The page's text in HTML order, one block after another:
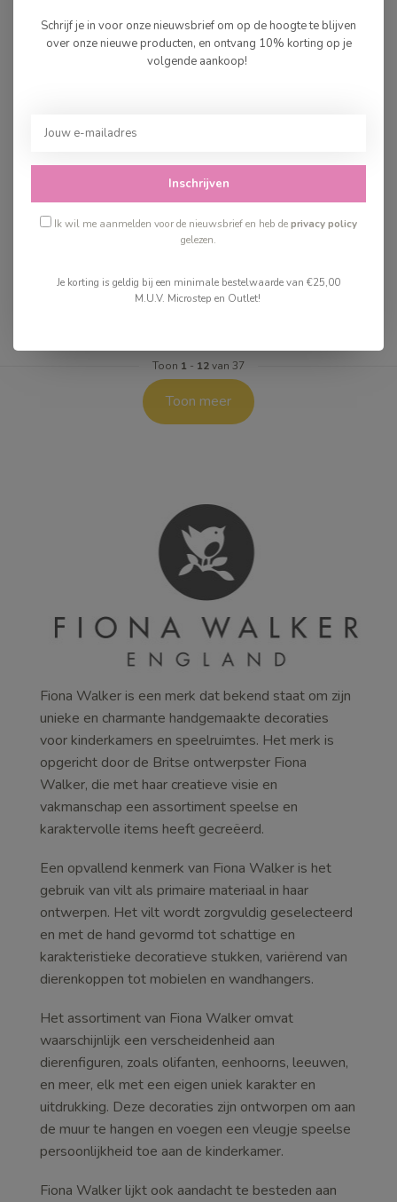
Fiona Walker
groot
Fiona Walker
Dierenkop Ruff Leeuw
Blauw - Mini
€49,99
Toon 1 - 12van 37
Toon meer
Fiona Walker is een merk dat bekend staat om zijn
unieke en charmante handgemaakte decoraties
voor kinderkamers en speelruimtes. Het merk is
opgericht door de Britse ontwerpster Fiona
Walker, die met haar creatieve visie en
vakmanschap een assortiment speelse en
karaktervolle items heeft gecreëerd.
Een opvallend kenmerk van Fiona Walker is het
gebruik van vilt als primaire materiaal in haar
ontwerpen. Het vilt wordt zorgvuldig geselecteerd
en met de hand gevormd tot schattige en
karakteristieke decoratieve stukken, variërend van
dierenkoppen tot mobielen en wandhangers.
Het assortiment van Fiona Walker omvat
waarschijnlijk een verscheidenheid aan
dierenfiguren, zoals olifanten, eenhoorns, leeuwen,
en meer, elk met een eigen uniek karakter en
uitdrukking. Deze decoraties zijn ontworpen om aan
de muur te hangen en voegen een vleugje speelse
persoonlijkheid toe aan de kinderkamer.
Fiona Walker lijkt ook aandacht te besteden aan
Schrijf je in voor onze nieuwsbrief om op de hoogte te blijven
over onze nieuwe producten, en ontvang 10% korting op je
volgende aankoop!
Inschrijven
Ik wil me aanmelden voor de nieuwsbrief en heb deprivacy policy
gelezen.
Je korting is geldig bij een minimale bestelwaarde van €25,00
M.U.V. Microstep en Outlet!